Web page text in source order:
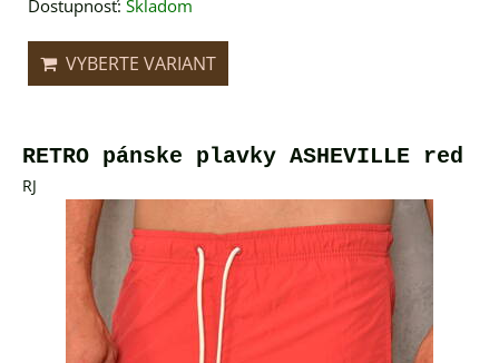
Dostupnosť: Skladom
VYBERTE VARIANT
RETRO pánske plavky ASHEVILLE red
RJ